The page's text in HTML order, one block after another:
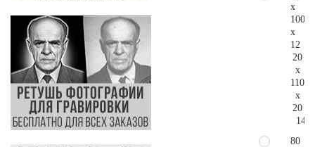
x
100
x
12
20
x
110
x
20
80